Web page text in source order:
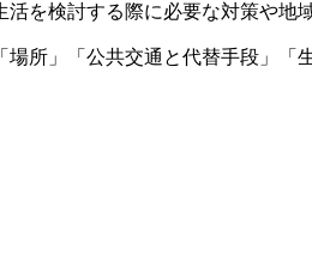
を検討する際に必要な対策や地
所」「公共交通と代替手段」「